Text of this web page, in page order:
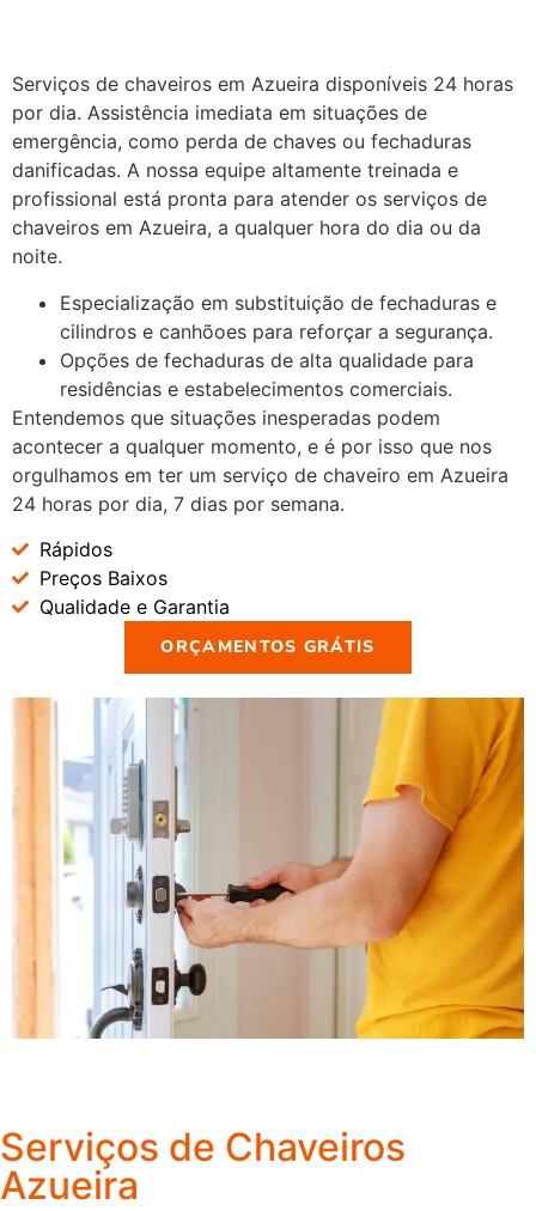
Serviços de chaveiros em Azueira disponíveis 24 horas
por dia. Assistência imediata em situações de
emergência, como perda de chaves ou fechaduras
danificadas. A nossa equipe altamente treinada e
profissional está pronta para atender os serviços de
chaveiros em Azueira, a qualquer hora do dia ou da
noite.
Especialização em substituição de fechaduras e
cilindros e canhõoes para reforçar a segurança.
Opções de fechaduras de alta qualidade para
residências e estabelecimentos comerciais.
Entendemos que situações inesperadas podem
acontecer a qualquer momento, e é por isso que nos
orgulhamos em ter um serviço de chaveiro em Azueira
24 horas por dia, 7 dias por semana.
Rápidos
Preços Baixos
Qualidade e Garantia
ORÇAMENTOS GRÁTIS
Serviços de Chaveiros
Azueira